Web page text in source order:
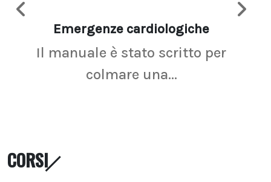
Emergenze cardiologiche
Il manuale è stato scritto per
colmare una...
CORSI